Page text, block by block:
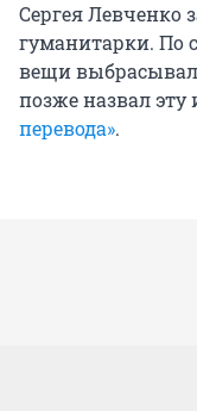
Сергея Левченко
гуманитарки. По
вещи
позже назвал эту
перевода».